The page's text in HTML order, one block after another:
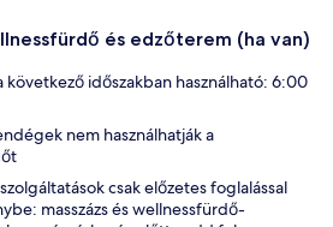
és edzőterem (ha van)
következő időszakban használható: 6:00
nem használhatják a
csak előzetes foglalással
masszázs és wellnessfürdő-